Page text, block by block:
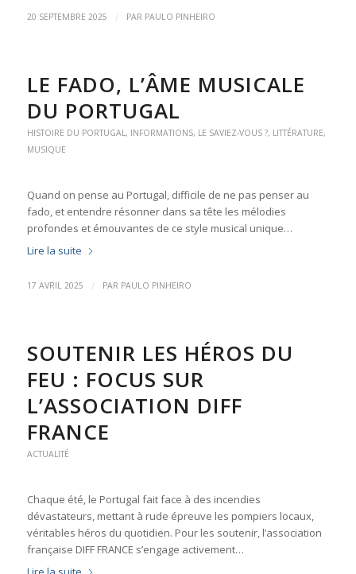
20 SEPTEMBRE 2025 / PAR PAULO PINHEIRO
LE FADO, L’ÂME MUSICALE
DU PORTUGAL
HISTOIRE DU PORTUGAL , INFORMATIONS, LE SAVIEZ-VOUS ?, LITTÉRATURE,
MUSIQUE
Quand on pense au Portugal, difficile de ne pas penser au
fado, et entendre résonner dans sa tête les mélodies
profondes et émouvantes de ce style musical unique…
Lire la suite
17 AVRIL 2025 / PAR PAULO PINHEIRO
SOUTENIR LES HÉROS DU
FEU : FOCUS SUR
L’ASSOCIATION DIFF
FRANCE
ACTUALITÉ
Chaque été, le Portugal fait face à des incendies
dévastateurs, mettant à rude épreuve les pompiers locaux,
véritables héros du quotidien. Pour les soutenir, l’association
française DIFF FRANCE s’engage activement…